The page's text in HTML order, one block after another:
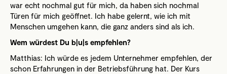
war echt nochmal gut für mich, da haben sich nochmal
Türen für mich geöffnet. Ich habe gelernt, wie ich mit
Menschen umgehen kann, die ganz anders sind als ich.
Wem würdest Du b|u|s empfehlen?
Matthias: Ich würde es jedem Unternehmer empfehlen, der
schon Erfahrungen in der Betriebsführung hat. Der Kurs